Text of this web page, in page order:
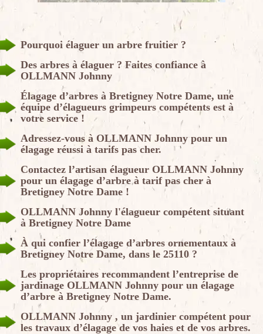
Pourquoi élaguer un arbre fruitier ?
Des arbres à élaguer ? Faites confiance à
OLLMANN Johnny
Élagage d’arbres à Bretigney Notre Dame, une
équipe d’élagueurs grimpeurs compétents est à
votre service !
Adressez-vous à OLLMANN Johnny pour un
élagage réussi à tarifs pas cher.
Contactez l’artisan élagueur OLLMANN Johnny
pour un élagage d’arbre à tarif pas cher à
Bretigney Notre Dame !
OLLMANN Johnny l'élagueur compétent situant
à Bretigney Notre Dame
À qui confier l’élagage d’arbres ornementaux à
Bretigney Notre Dame, dans le 25110 ?
Les propriétaires recommandent l’entreprise de
jardinage OLLMANN Johnny pour un élagage
d’arbre à Bretigney Notre Dame.
OLLMANN Johnny , un jardinier compétent pour
les travaux d’élagage de vos haies et de vos arbres.